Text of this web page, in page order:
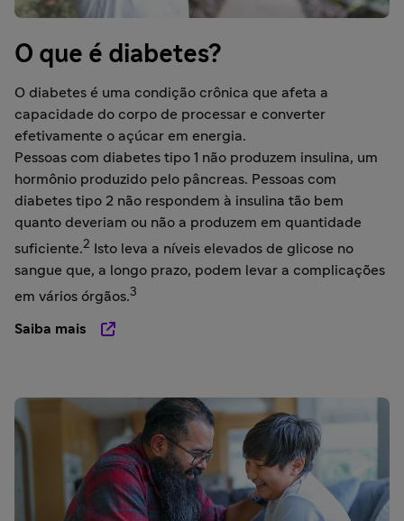
O que é diabetes?
O diabetes é uma condição crônica que afeta a
capacidade do corpo de processar e converter
efetivamente o açúcar em energia.
Pessoas com diabetes tipo 1 não produzem insulina, um
hormônio produzido pelo pâncreas. Pessoas com
diabetes tipo 2 não respondem à insulina tão bem
quanto deveriam ou não a produzem em quantidade
suficiente.2
Isto leva a níveis elevados de glicose no
sangue que, a longo prazo, podem levar a complicações
em vários órgãos.3
Saiba mais